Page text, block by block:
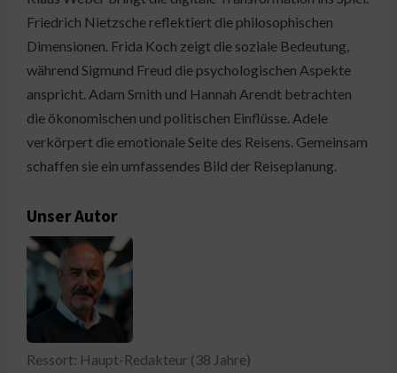
Friedrich Nietzsche reflektiert die philosophischen
Dimensionen. Frida Koch zeigt die soziale Bedeutung,
während Sigmund Freud die psychologischen Aspekte
anspricht. Adam Smith und Hannah Arendt betrachten
die ökonomischen und politischen Einflüsse. Adele
verkörpert die emotionale Seite des Reisens. Gemeinsam
schaffen sie ein umfassendes Bild der Reiseplanung.
Unser Autor
Ressort: Haupt-Redakteur (38 Jahre)